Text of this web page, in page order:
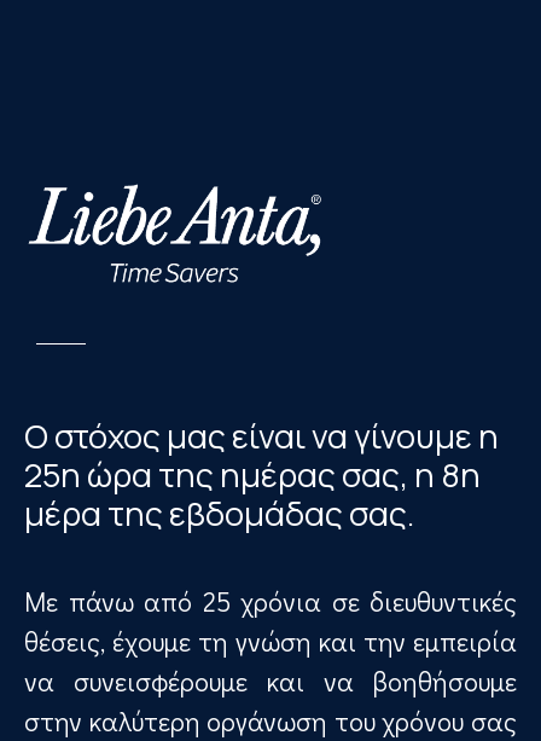
Ο στόχος μας είναι να γίνουμε η
25η ώρα της ημέρας σας, η 8η
μέρα της εβδομάδας σας.
Με πάνω από 25 χρόνια σε διευθυντικές
θέσεις, έχουμε τη γνώση και την εμπειρία
να συνεισφέρουμε και να βοηθήσουμε
στην καλύτερη οργάνωση του χρόνου σας